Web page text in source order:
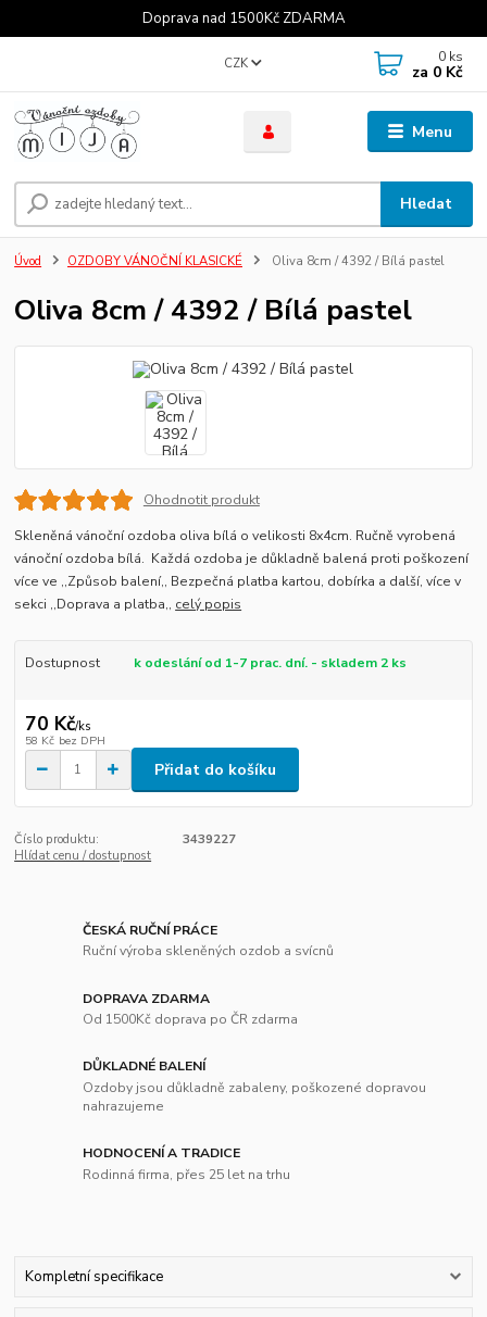
Doprava nad 1500Kč ZDARMA
Menu
CZK
Hledat
0 ks
za 0 Kč
Úvod OZDOBY VÁNOČNÍ KLASICKÉ Oliva 8cm / 4392 / Bílá pastel
Oliva 8cm / 4392 / Bílá pastel
Ohodnotit produkt
Skleněná vánoční ozdoba oliva bílá o velikosti 8x4cm. Ručně vyrobená
vánoční ozdoba bílá. Každá ozdoba je důkladně balená proti poškození
více ve ,,Způsob balení,, Bezpečná platba kartou, dobírka a další, více v
sekci ,,Doprava a platba,, celý popis
Dostupnost k odeslání od 1-7 prac. dní. - skladem 2 ks
70 Kč/ks
58 Kč bez DPH
Přidat do košíku
Číslo produktu:
3439227
Hlídat cenu / dostupnost
ČESKÁ RUČNÍ PRÁCE
Ruční výroba skleněných ozdob a svícnů
DOPRAVA ZDARMA
Od 1500Kč doprava po ČR zdarma
DŮKLADNÉ BALENÍ
Ozdoby jsou důkladně zabaleny, poškozené dopravou
nahrazujeme
HODNOCENÍ A TRADICE
Rodinná firma, přes 25 let na trhu
Kompletní specifikace